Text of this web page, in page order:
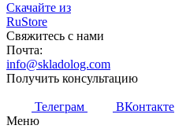
Скачайте из
RuStore
Свяжитесь с нами
Почта:
info@skladolog.com
Получить консультацию
Телеграм
ВКонтакте
Меню